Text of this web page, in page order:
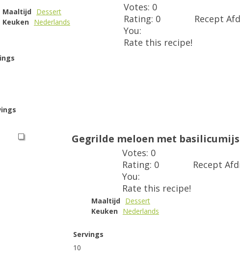
Votes: 0
Rating: 0
You:
Rate this recipe!
Recept
Maaltijd Dessert
Keuken Nederlands
Gegrilde meloen met basilicumijs
Votes: 0
Rating: 0
You:
Rate this recipe!
Recept
Maaltijd Dessert
Keuken Nederlands
Servings
10